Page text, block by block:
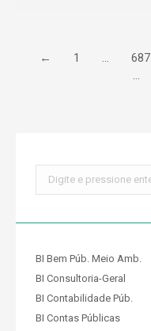
← 1 … 687
…
BI Bem Púb. Meio Amb.
BI Consultoria-Geral
BI Contabilidade Púb.
BI Contas Públicas